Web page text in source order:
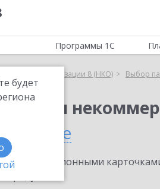
будет
Программы 1С
организации 8 (НКО) Выбор
крае
с информационными